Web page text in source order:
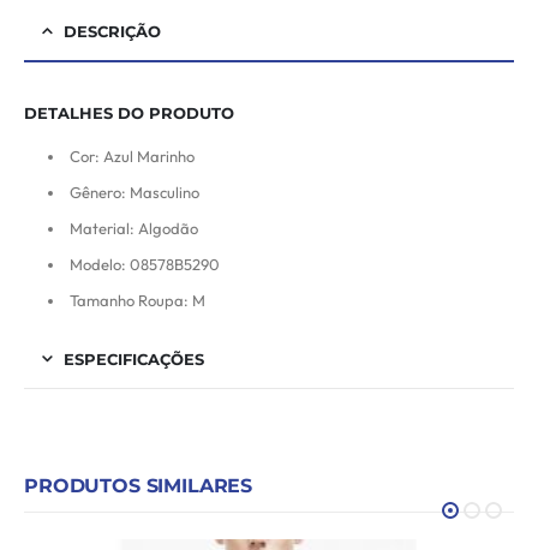
DESCRIÇÃO
DETALHES DO PRODUTO
Cor: Azul Marinho
Gênero: Masculino
Material: Algodão
Modelo: 08578B5290
Tamanho Roupa: M
ESPECIFICAÇÕES
PRODUTOS SIMILARES